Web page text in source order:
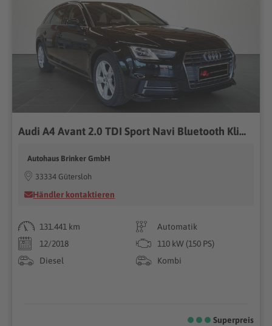
Audi A4 Avant 2.0 TDI Sport Navi Bluetooth Klima
Autohaus Brinker GmbH
33334 Gütersloh
Händler kontaktieren
131.441 km
Automatik
12/2018
110 kW (150 PS)
Diesel
Kombi
Superpreis